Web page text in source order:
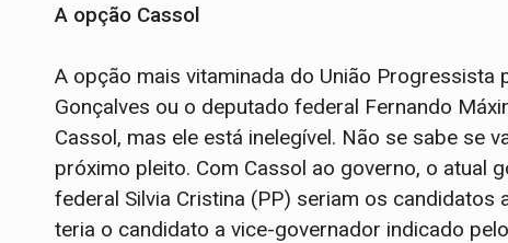
A opção Cassol
A opção mais vitaminada do União
Gonçalves ou o deputado federal Fernando
Cassol, mas ele está inelegível. Não se sabe se
próximo pleito. Com Cassol ao governo, o atual
federal Silvia Cristina (PP) seriam os candidatos
teria o candidato a vice-governador indicado